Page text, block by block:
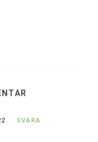
SVARA